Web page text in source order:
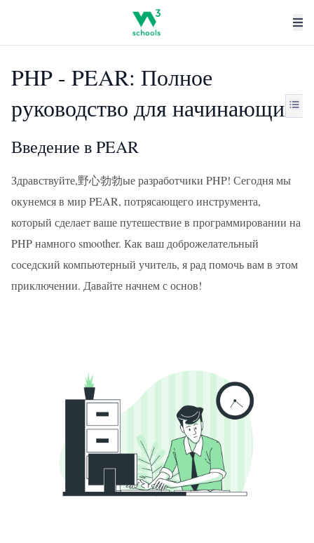
PHP - PEAR: Полное
руководство для начинающих
Введение в PEAR
Здравствуйте,野心勃勃ые разработчики PHP! Сегодня мы
окунемся в мир PEAR, потрясающего инструмента,
который сделает ваше путешествие в программировании на
PHP намного smoother. Как ваш доброжелательный
соседский компьютерный учитель, я рад помочь вам в этом
приключении. Давайте начнем с основ!